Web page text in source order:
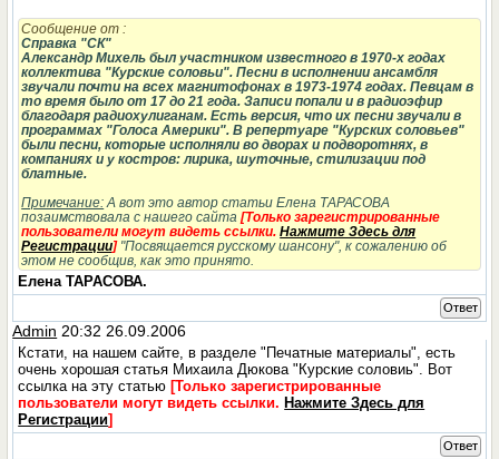
Сообщение от :
Справка "СК"
Александр Михель был участником известного в 1970-х годах
коллектива "Курские соловьи". Песни в исполнении ансамбля
звучали почти на всех магнитофонах в 1973-1974 годах. Певцам в
то время было от 17 до 21 года. Записи попали и в радиоэфир
благодаря радиохулиганам. Есть версия, что их песни звучали в
программах "Голоса Америки". В репертуаре "Курских соловьев"
были песни, которые исполняли во дворах и подворотнях, в
компаниях и у костров: лирика, шуточные, стилизации под
блатные.
Примечание: А вот это автор статьи Елена ТАРАСОВА
позаимствовала с нашего сайта[Только зарегистрированные
пользователи могут видеть ссылки.Нажмите Здесь для
Регистрации]"Посвящается русскому шансону", к сожалению об
этом не сообщив, как это принято.
Елена ТАРАСОВА.
Ответ
Admin 20:32 26.09.2006
Кстати, на нашем сайте, в разделе "Печатные материалы", есть
очень хорошая статья Михаила Дюкова "Курские соловиь". Вот
ссылка на эту статью [Только зарегистрированные
пользователи могут видеть ссылки. Нажмите Здесь для
Регистрации]
Ответ